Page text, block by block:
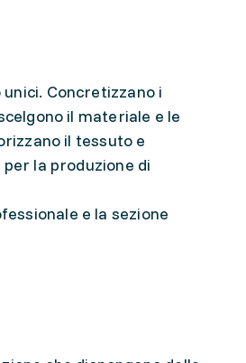
Concretizzano i
il materiale e le
il tessuto e
la produzione di
e la sezione